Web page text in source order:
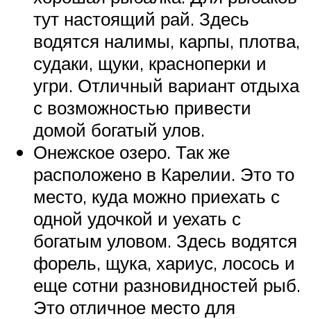
тут настоящий рай. Здесь
водятся налимы, карпы, плотва,
судаки, щуки, красноперки и
угри. Отличный вариант отдыха
с возможностью привести
домой богатый улов.
Онежское озеро. Так же
расположено в Карелии. Это то
место, куда можно приехать с
одной удочкой и уехать с
богатым уловом. Здесь водятся
форель, щука, хариус, лосось и
еще сотни разновидностей рыб.
Это отличное место для